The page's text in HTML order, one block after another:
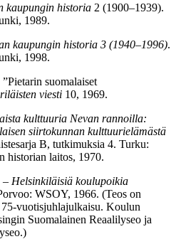
kaupungin historia 2 (1900–1939).
1989.
kaupungin historia 3 (1940–1996).
1998.
suomalaiset
viesti 10, 1969.
kulttuuria Nevan rannoilla:
siirtokunnan kulttuurielämästä
B, tutkimuksia 4. Turku:
historian laitos, 1970.
Helsinkiläisiä koulupoikia
WSOY, 1966. (Teos on
vuotisjuhlajulkaisu. Koulun
Suomalainen Reaalilyseo ja